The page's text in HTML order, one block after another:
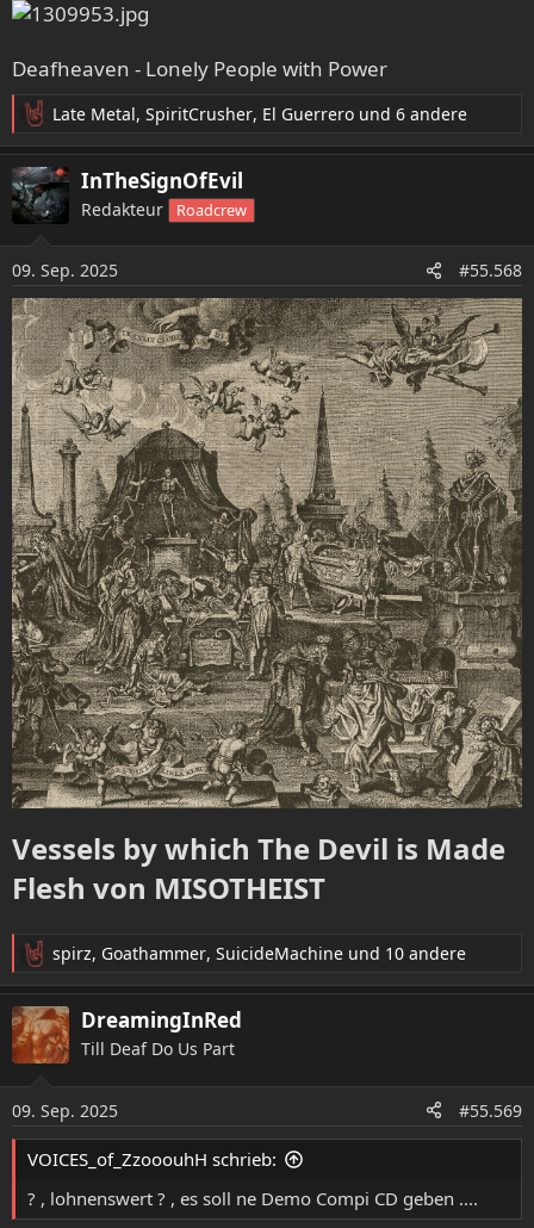
e
Deafheaven - Lonely People with Power
R
e
a
k
t
n
e
n
:
Late Metal, SpiritCrusher, El Guerrero und 6 andere
InTheSignOfEvil
Redakteur Roadcrew
09. Sep. 2025 #55.568
Vessels by which The Devil is Made
Flesh von MISOTHEIST​
R
e
a
k
n
e
n
spirz, Goathammer, SuicideMachine und 10 andere
DreamingInRed
Till Deaf Do Us Part
09. Sep. 2025 #55.569
VOICES_of_ZzooouhH schrieb:
? , lohnenswert ? , es soll ne Demo Compi CD geben ....